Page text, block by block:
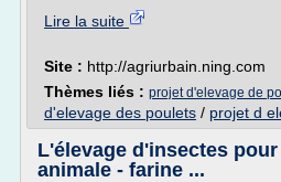
Lire la suite
Site : http://agriurbain.ning.com
Thèmes liés : projet d'elevage de
d'elevage des poulets / projet d
L'élevage d'insectes
animale - farine ...